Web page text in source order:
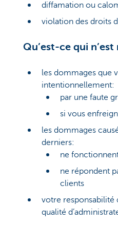
diffamation ou
violation des droits
Qu’est-ce qui
les dommages que
intentionnellement:
par une faute
si vous
les dommages
derniers:
ne
ne répondent
clients
votre responsabilité
qualité